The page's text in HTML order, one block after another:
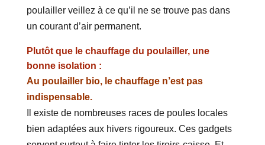
poulailler veillez à ce qu’il ne se trouve pas dans
un courant d’air permanent.
Plutôt que le chauffage du poulailler, une
bonne isolation :
Au poulailler bio, le chauffage n’est pas
indispensable.
Il existe de nombreuses races de poules locales
bien adaptées aux hivers rigoureux. Ces gadgets